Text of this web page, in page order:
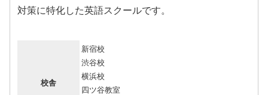
対策に特化した英語スクールです。
校舎
新宿校
渋谷校
横浜校
四ツ谷教室